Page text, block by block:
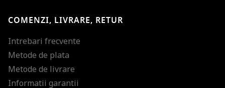
COMENZI, LIVRARE, RETUR
Intrebari frecvente
Metode de plata
Metode de livrare
Informatii garantii